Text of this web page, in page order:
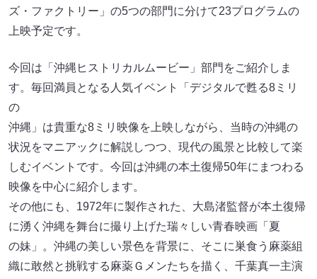
ズ・ファクトリー」の5つの部門に分けて23プログラムの
上映予定です。
今回は「沖縄ヒストリカルムービー」部門をご紹介しま
す。毎回満員となる人気イベント「デジタルで甦る8ミリ
の
沖縄」は貴重な8ミリ映像を上映しながら、当時の沖縄の
状況をマニアックに解説しつつ、現代の風景と比較して楽
しむイベントです。今回は沖縄の本土復帰50年にまつわる
映像を中心に紹介します。
その他にも、1972年に製作された、大島渚監督が本土復帰
に湧く沖縄を舞台に撮り上げた瑞々しい青春映画「夏
の妹」。沖縄の美しい景色を背景に、そこに巣食う麻薬組
織に敢然と挑戦する麻薬Ｇメンたちを描く、千葉真一主演